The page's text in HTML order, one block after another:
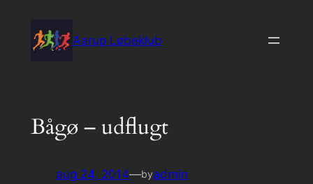
indhold
Aarup Løbeklub
Bågø – udflugt
aug 24, 2014—byadmin